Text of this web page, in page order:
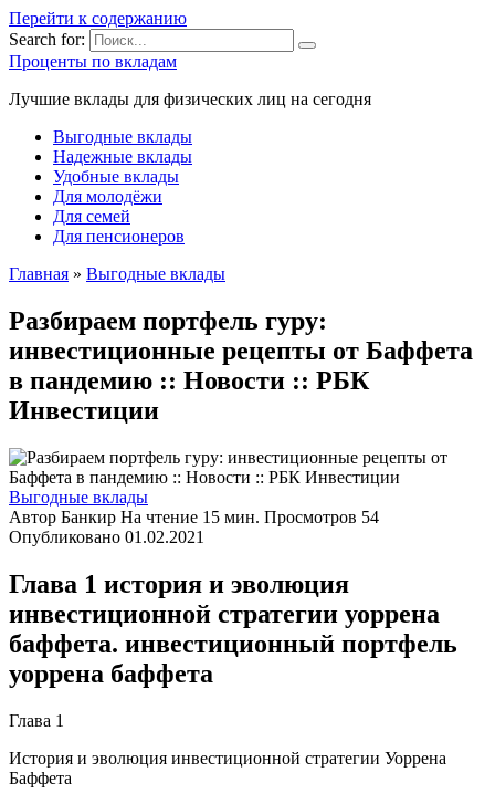
Перейти к содержанию
Search for:
Проценты по вкладам
Лучшие вклады для физических лиц на сегодня
Выгодные вклады
Надежные вклады
Удобные вклады
Для молодёжи
Для семей
Для пенсионеров
Главная » Выгодные вклады
Разбираем портфель гуру:
инвестиционные рецепты от Баффета
в пандемию :: Новости :: РБК
Инвестиции
Выгодные вклады
Автор Банкир На чтение 15 мин. Просмотров 54
Опубликовано 01.02.2021
Глава 1 история и эволюция
инвестиционной стратегии уоррена
баффета. инвестиционный портфель
уоррена баффета
Глава 1
История и эволюция инвестиционной стратегии Уоррена
Баффета